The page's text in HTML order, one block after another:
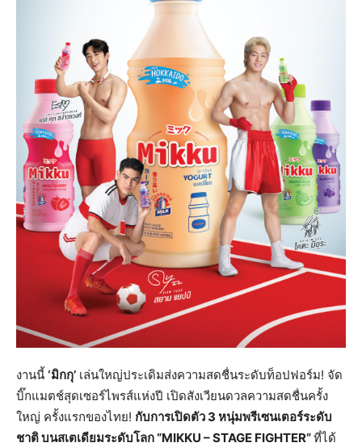
งานนี้ ‘มิกกุ’ เล่นใหญ่ประเดิมส่งความสดชื่นระดับท็อปฟอร์ม! จัด
บิ๊กแมตช์สุดเซอร์ไพรส์แห่งปี เปิดสังเวียนดวลความสดชื่นครั้ง
ใหญ่ ครั้งแรกของไทย! กับการเปิดตัว 3 หนุ่มพรีเซนเตอร์ระดับ
ชาติ บนสเตเดียมระดับโลก “MIKKU – STAGE FIGHTER”ที่ได้